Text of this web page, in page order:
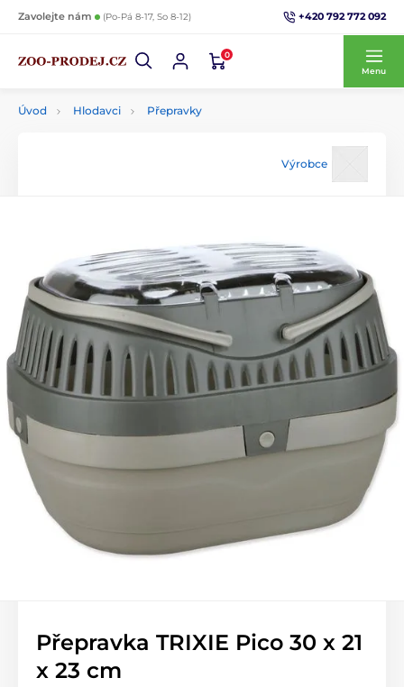
Zavolejte nám (Po-Pá 8-17, So 8-12) +420 792 772 092
0
Menu
Úvod Hlodavci Přepravky
Výrobce
Přepravka TRIXIE Pico 30 x 21
x 23 cm